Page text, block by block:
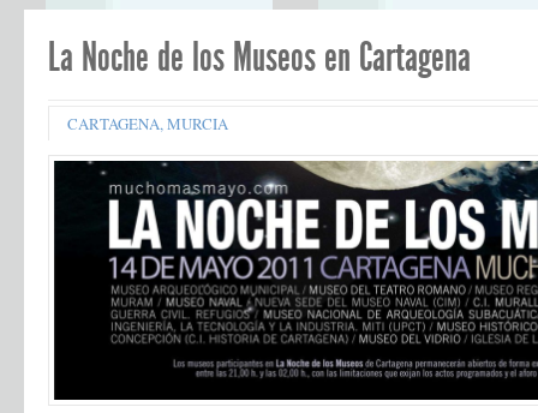
La Noche de los Museos en Cartagena
CARTAGENA,MURCIA